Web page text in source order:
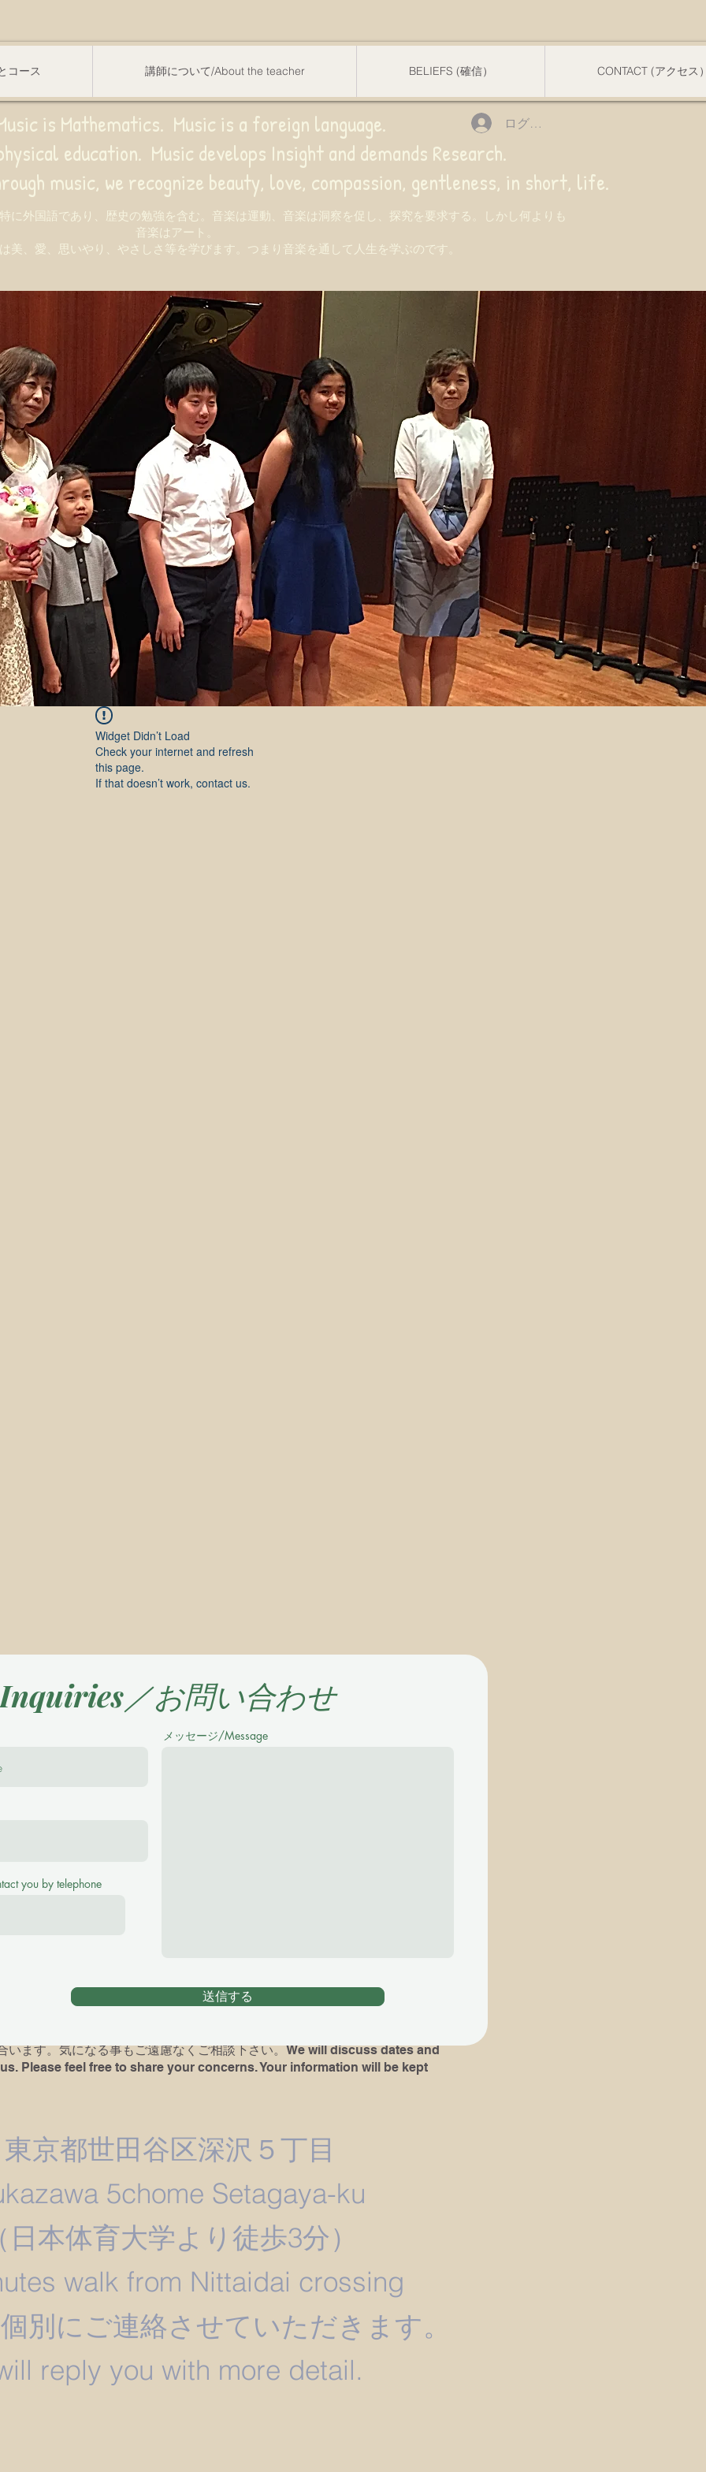
コース 講師について/About the teacher BELIEFS (確信） CONTACT (アクセス
ログイン
is Mathematics. Music is a foreign language.
education. Music develops Insight and demands Research.
recognize beauty, love, compassion, gentleness, in short, life.
に外国語であり、歴史の勉強を含む。音楽は運動、音楽は洞察を促し、探究を要求する。しかし何よりも
音楽はアート。
美、愛、思いやり、やさしさ等を学びます。つまり音楽を通して人生を学ぶのです。
Widget Didn’t Load
Check your internet and refresh
this page.
If that doesn’t work, contact us.
を受け付けます。(¥2500 for 40 minutes, ¥3000 for 60 minutes Trial lessons are
had piano lessons before, please let me know what books or pieces
います。気になる事もご遠慮なくご相談下さい。We will discuss dates and
Please feel free to share your concerns. Your information will be kept
Inquiries／お問い合わせ
you by telephone
メッセージ/Message
送信する
東京都世田谷区深沢５丁目
5chome Setagaya-ku
​（日本体育大学より徒歩3分）
walk from Nittaidai crossing
別にご連絡させていただきます。
reply you with more detail.